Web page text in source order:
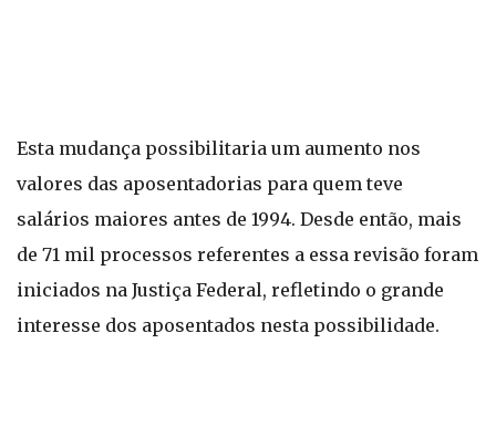
Esta mudança possibilitaria um aumento nos
valores das aposentadorias para quem teve
salários maiores antes de 1994. Desde então, mais
de 71 mil processos referentes a essa revisão foram
iniciados na Justiça Federal, refletindo o grande
interesse dos aposentados nesta possibilidade.